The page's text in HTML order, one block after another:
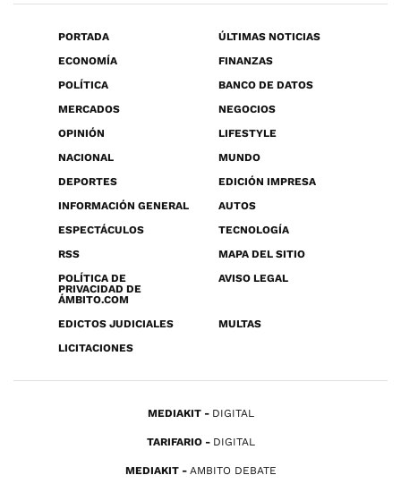
PORTADA
ÚLTIMAS NOTICIAS
ECONOMÍA
FINANZAS
POLÍTICA
BANCO DE DATOS
MERCADOS
NEGOCIOS
OPINIÓN
LIFESTYLE
NACIONAL
MUNDO
DEPORTES
EDICIÓN IMPRESA
INFORMACIÓN GENERAL
AUTOS
ESPECTÁCULOS
TECNOLOGÍA
RSS
MAPA DEL SITIO
POLÍTICA DE
PRIVACIDAD DE
ÁMBITO.COM
AVISO LEGAL
EDICTOS JUDICIALES
MULTAS
LICITACIONES
MEDIAKIT DIGITAL
TARIFARIO DIGITAL
MEDIAKIT AMBITO DEBATE